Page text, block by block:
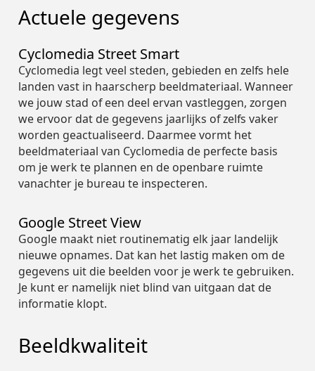
Rijschema
Partners
Duurzaamheid
Leiderschapsteam
Voetgangers
Actuele gegevens
Cyclomedia Street Smart
Cyclomedia legt veel steden, gebieden en zelfs hele
landen vast in haarscherp beeldmateriaal. Wanneer
we jouw stad of een deel ervan vastleggen, zorgen
we ervoor dat de gegevens jaarlijks of zelfs vaker
worden geactualiseerd. Daarmee vormt het
beeldmateriaal van Cyclomedia de perfecte basis
om je werk te plannen en de openbare ruimte
vanachter je bureau te inspecteren.
Google Street View
Google maakt niet routinematig elk jaar landelijk
nieuwe opnames. Dat kan het lastig maken om de
gegevens uit die beelden voor je werk te gebruiken.
Je kunt er namelijk niet blind van uitgaan dat de
informatie klopt.
Beeldkwaliteit
Carrières
Rijschema
Partners
Duurzaamheid
Leiderschapsteam
Tax Assessment
Veiligheid Voor
Voetgangers
Verkeersveiligheid
Carrières
Rijschema
Partners
Duurzaamheid
Leiderschapsteam
Tax Assessment
Veiligheid Voor
Voetgangers
Verkeersveiligheid